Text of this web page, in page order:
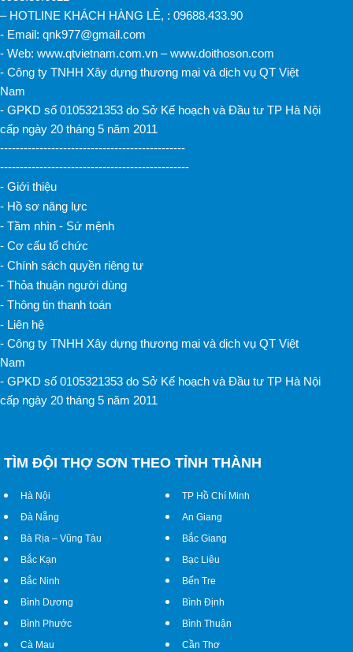
– HOTLINE KHÁCH HÀNG LẺ, : 09688.433.90
- Email: qnk977@gmail.com
- Web: www.qtvietnam.com.vn – www.doithoson.com
- Công ty TNHH Xây dựng thương mại và dịch vụ QT Việt
Nam
- GPKD số 0105321353 do Sở Kế hoạch và Đầu tư TP Hà Nội
cấp ngày 20 tháng 5 năm 2011
-----------------------------------------------
------------------------------------------------
- Giới thiệu
- Hồ sơ năng lực
- Tầm nhìn - Sứ mệnh
- Cơ cấu tổ chức
- Chính sách quyền riêng tư
- Thỏa thuận người dùng
- Thông tin thanh toán
- Liên hệ
- Công ty TNHH Xây dựng thương mại và dịch vụ QT Việt
Nam
- GPKD số 0105321353 do Sở Kế hoạch và Đầu tư TP Hà Nội
cấp ngày 20 tháng 5 năm 2011
TÌM ĐỘI THỢ SƠN THEO TỈNH THÀNH
Hà Nội
TP Hồ Chí Minh
Đà Nẵng
An Giang
Bà Rịa – Vũng Tàu
Bắc Giang
Bắc Kạn
Bạc Liêu
Bắc Ninh
Bến Tre
Bình Dương
Bình Định
Bình Phước
Bình Thuận
Cà Mau
Cần Thơ